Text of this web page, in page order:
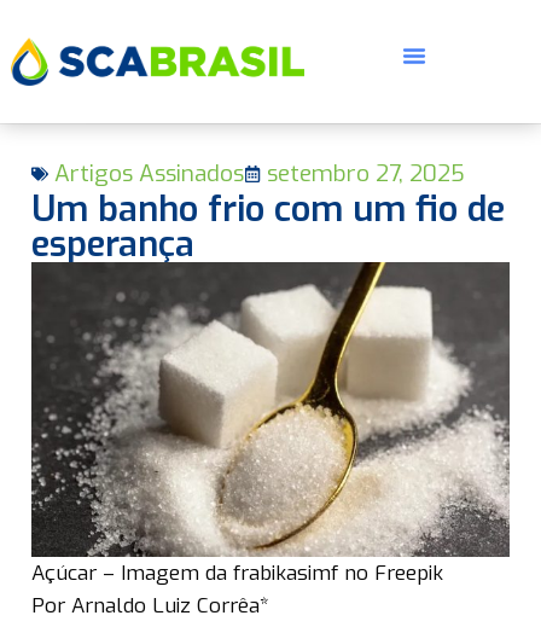
Artigos Assinados setembro 27, 2025
Um banho frio com um fio de
esperança
Açúcar – Imagem da frabikasimf no Freepik
Por Arnaldo Luiz Corrêa*